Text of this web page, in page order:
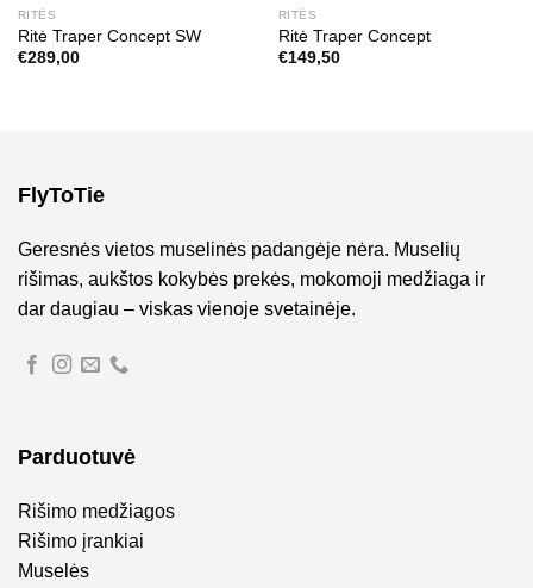
RITĖS
Ritė Traper Concept SW
€289,00
RITĖS
Ritė Traper Concept
€149,50
FlyToTie
Geresnės vietos muselinės padangėje nėra. Muselių
rišimas, aukštos kokybės prekės, mokomoji medžiaga ir
dar daugiau – viskas vienoje svetainėje.
Parduotuvė
Rišimo medžiagos
Rišimo įrankiai
Muselės